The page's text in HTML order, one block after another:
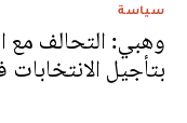
سياسة
وهبي: التحالف مع
بتأجيل الانتخابات